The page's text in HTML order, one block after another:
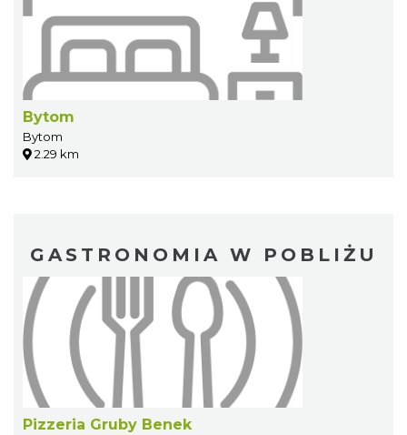
Bytom
Bytom
2.29 km
GASTRONOMIA W POBLIŻU
Pizzeria Gruby Benek